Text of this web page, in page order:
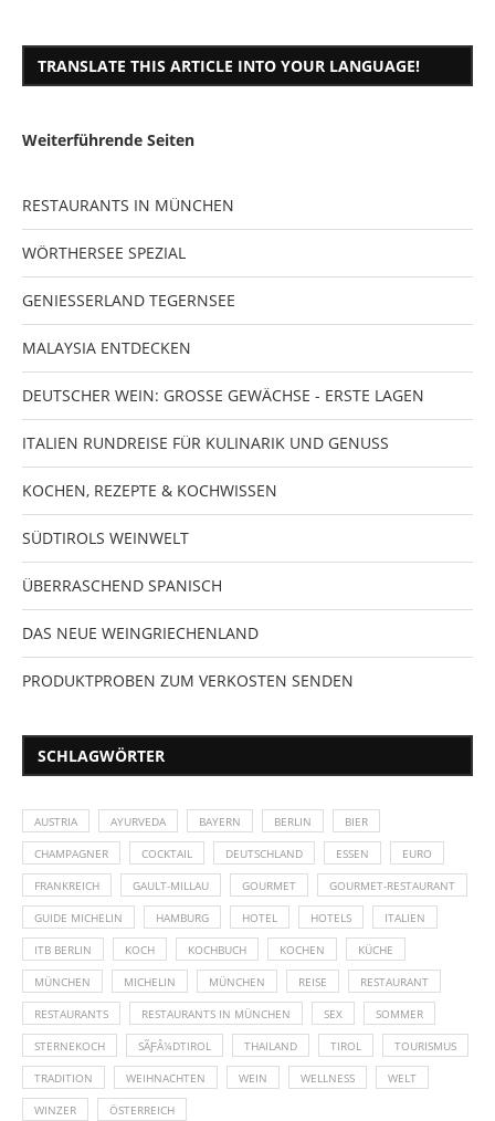
TRANSLATE THIS ARTICLE INTO YOUR LANGUAGE!
Weiterführende Seiten
RESTAURANTS IN MÜNCHEN
WÖRTHERSEE SPEZIAL
GENIESSERLAND TEGERNSEE
MALAYSIA ENTDECKEN
DEUTSCHER WEIN: GROSSE GEWÄCHSE - ERSTE LAGEN
ITALIEN RUNDREISE FÜR KULINARIK UND GENUSS
KOCHEN, REZEPTE & KOCHWISSEN
SÜDTIROLS WEINWELT
ÜBERRASCHEND SPANISCH
DAS NEUE WEINGRIECHENLAND
PRODUKTPROBEN ZUM VERKOSTEN SENDEN
SCHLAGWÖRTER
AUSTRIA AYURVEDA BAYERN BERLIN BIER
CHAMPAGNER COCKTAIL DEUTSCHLAND ESSEN EURO
FRANKREICH GAULT-MILLAU GOURMET GOURMET-RESTAURANT
GUIDE MICHELIN HAMBURG HOTEL HOTELS ITALIEN
ITB BERLIN KOCH KOCHBUCH KOCHEN KÜCHE
MÜNCHEN MICHELIN MÜNCHEN REISE RESTAURANT
RESTAURANTS RESTAURANTS IN MÜNCHEN SEX SOMMER
STERNEKOCH SÃƑÂ¼DTIROL THAILAND TIROL TOURISMUS
TRADITION WEIHNACHTEN WEIN WELLNESS WELT
WINZER ÖSTERREICH